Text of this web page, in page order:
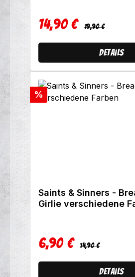
Verkaufspreis:
14,90 € Regulärer Preis:
19,90 €
Details
Rabatt
%
Saints & Sinners -
Girlie verschiedene
Verkaufspreis:
6,90 € Regulärer Preis:
14,90 €
Details